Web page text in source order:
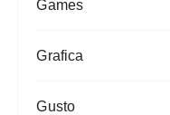
Games
Grafica
Gusto